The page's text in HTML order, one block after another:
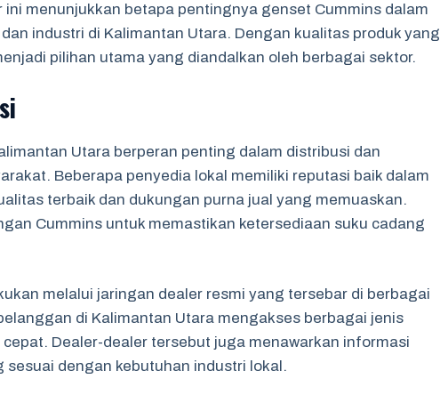
menunjukkan betapa pentingnya genset Cummins dalam
industri di Kalimantan Utara. Dengan kualitas produk yang
pilihan utama yang diandalkan oleh berbagai sektor.
Utara berperan penting dalam distribusi dan
Beberapa penyedia lokal memiliki reputasi baik dalam
terbaik dan dukungan purna jual yang memuaskan.
Cummins untuk memastikan ketersediaan suku cadang
melalui jaringan dealer resmi yang tersebar di berbagai
di Kalimantan Utara mengakses berbagai jenis
Dealer-dealer tersebut juga menawarkan informasi
dengan kebutuhan industri lokal.